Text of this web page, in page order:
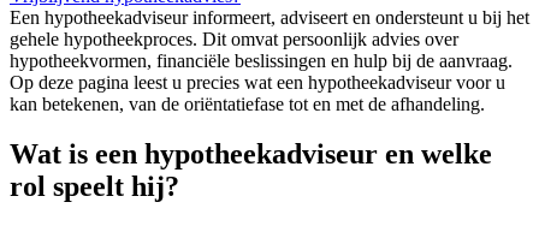
Een hypotheekadviseur informeert, adviseert en ondersteunt u bij het
gehele hypotheekproces. Dit omvat persoonlijk advies over
hypotheekvormen, financiële beslissingen en hulp bij de aanvraag.
Op deze pagina leest u precies wat een hypotheekadviseur voor u
kan betekenen, van de oriëntatiefase tot en met de afhandeling.
Wat is een hypotheekadviseur en welke
rol speelt hij?